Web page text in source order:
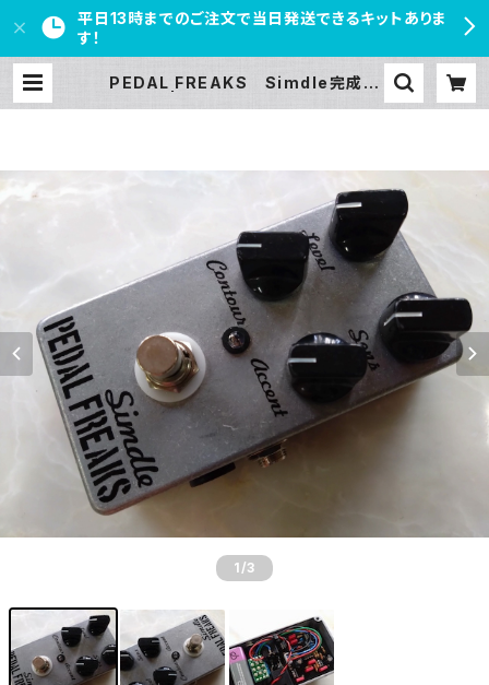
平日13時までのご注文で当日発送できるキットありま
す！
PEDAL FREAKS Simdle完成品
1 /3